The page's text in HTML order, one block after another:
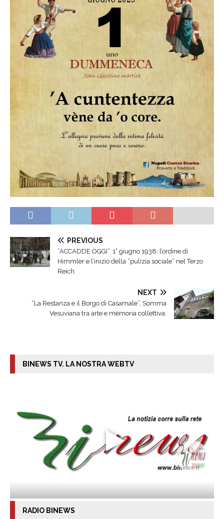
PREVIOUS
“ACCADDE OGGI”. 1° giugno 1938: l’ordine di
Himmler e l’inizio della “pulizia sociale” nel Terzo
Reich
NEXT
“La Restanza e il Borgo di Casamale”, Somma
Vesuviana tra arte e memoria collettiva.
BINEWS TV. LA NOSTRA WEBTV
RADIO BINEWS